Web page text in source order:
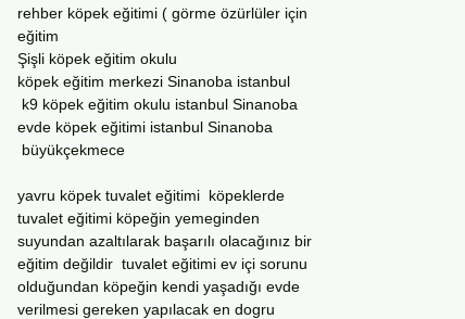
rehber köpek eğitimi ( görme özürlüler için
eğitim
Şişli köpek eğitim okulu
köpek eğitim merkezi Sinanoba istanbul
k9 köpek eğitim okulu istanbul Sinanoba
evde köpek eğitimi istanbul Sinanoba
büyükçekmece
yavru köpek tuvalet eğitimi köpeklerde
tuvalet eğitimi köpeğin yemeginden
suyundan azaltılarak başarılı olacağınız bir
eğitim değildir tuvalet eğitimi ev içi sorunu
olduğundan köpeğin kendi yaşadığı evde
verilmesi gereken yapılacak en dogru